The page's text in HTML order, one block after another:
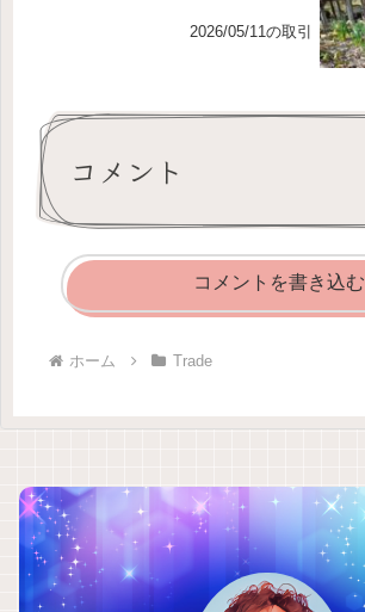
2026/05/11の取引
コメント
コメントを書き込む
ホーム Trade